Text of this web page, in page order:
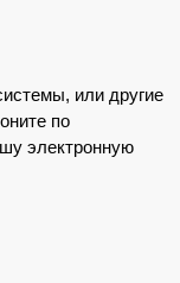
или другие
по
электронную